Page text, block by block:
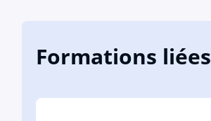
Formations liées